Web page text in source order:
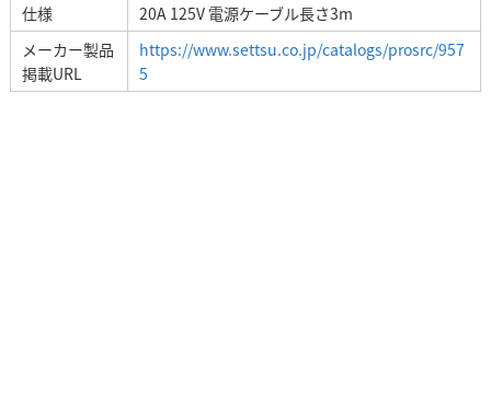
仕様
20A 125V 電源ケーブル長さ3m
メーカー製品
掲載URL
https://www.settsu.co.jp/catalogs/prosrc/957
5